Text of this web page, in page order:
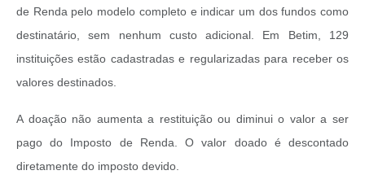
de Renda pelo modelo completo e indicar um dos fundos como
destinatário, sem nenhum custo adicional. Em Betim, 129
instituições estão cadastradas e regularizadas para receber os
valores destinados.
A doação não aumenta a restituição ou diminui o valor a ser
pago do Imposto de Renda. O valor doado é descontado
diretamente do imposto devido.